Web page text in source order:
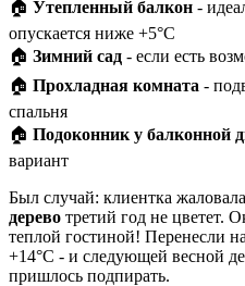
🏠 Утепленный балкон -
опускается ниже +5°C
🏠 Зимний сад - если есть
🏠 Прохладная комната -
спальня
🏠 Подоконник у балконной
вариант
Был случай: клиентка
дерево третий год не цветет.
теплой гостиной! Перенесли
+14°C - и следующей весной
пришлось подпирать.